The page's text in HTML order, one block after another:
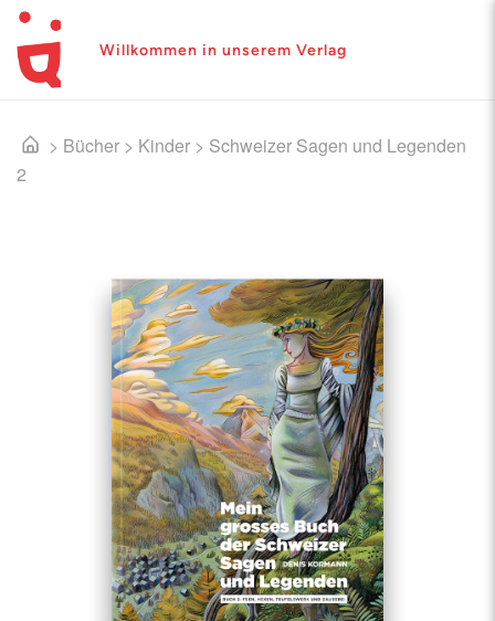
Willkommen in unserem Verlag
> Bücher > Kinder > Schweizer Sagen und Legenden
2